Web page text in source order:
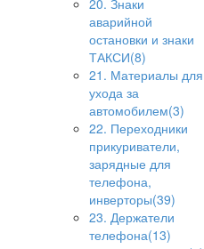
20. Знаки
аварийной
остановки и знаки
ТАКСИ(8)
21. Материалы для
ухода за
автомобилем(3)
22. Переходники
прикуриватели,
зарядные для
телефона,
инверторы(39)
23. Держатели
телефона(13)